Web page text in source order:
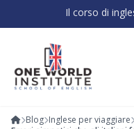
Il corso di
Blog Inglese per viaggiare